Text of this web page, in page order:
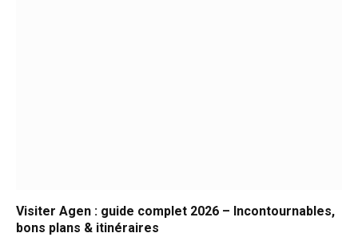
Visiter Agen : guide complet 2026 – Incontournables,
bons plans & itinéraires